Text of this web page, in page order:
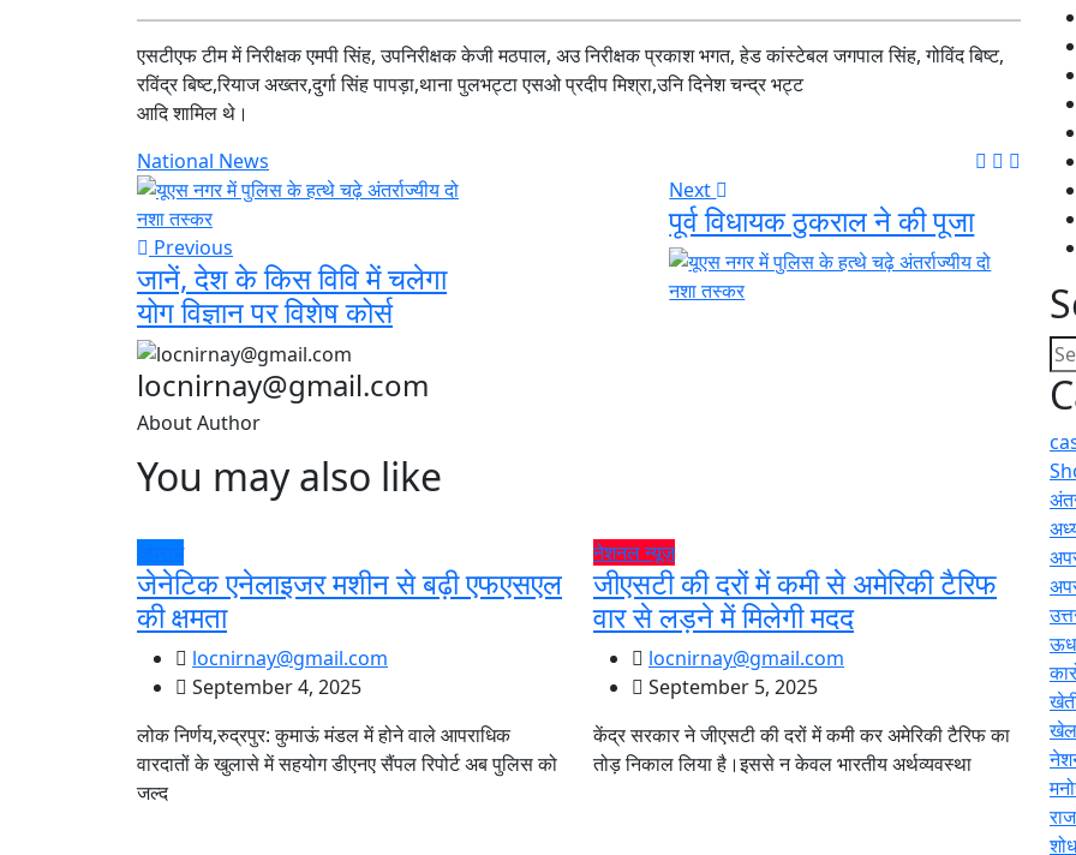
एसटीएफ टीम में निरीक्षक एमपी सिंह, उपनिरीक्षक केजी मठपाल, अउ निरीक्षक प्रकाश भगत, हेड कांस्टेबल जगपाल सिंह, गोविंद बिष्ट,
रविंद्र बिष्ट,रियाज अख्तर,दुर्गा सिंह पापड़ा,थाना पुलभट्टा एसओ प्रदीप मिश्रा,उनि दिनेश चन्द्र भट्ट
आदि शामिल थे।
National News
Previous
जानें, देश के किस विवि में चलेगा
योग विज्ञान पर विशेष कोर्स
Next
पूर्व विधायक ठुकराल ने की पूजा
locnirnay@gmail.com
About Author
You may also like
जेनेटिक एनेलाइजर मशीन से बढ़ी एफएसएल
की क्षमता
locnirnay@gmail.com
September 4, 2025
लोक निर्णय,रुद्रपुर: कुमाऊं मंडल में होने वाले आपराधिक
वारदातों के खुलासे में सहयोग डीएनए सैंपल रिपोर्ट अब पुलिस को
जल्द
नेशनल न्यूज़
जीएसटी की दरों में कमी से अमेरिकी टैरिफ
वार से लड़ने में मिलेगी मदद
locnirnay@gmail.com
September 5, 2025
केंद्र सरकार ने जीएसटी की दरों में कमी कर अमेरिकी टैरिफ का
तोड़ निकाल लिया है।इससे न केवल भारतीय अर्थव्यवस्था
खेल